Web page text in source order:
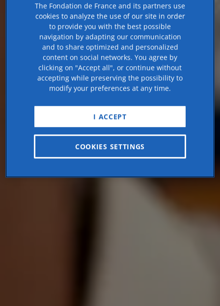
The Fondation de France and its partners use
cookies to analyze the use of our site in order
to provide you with the best possible
navigation by adapting our communication
and to share optimized and personalized
content on social networks. You agree by
clicking on "Accept all", or continue without
accepting while preserving the possibility to
modify your preferences at any time.
I ACCEPT
COOKIES SETTINGS